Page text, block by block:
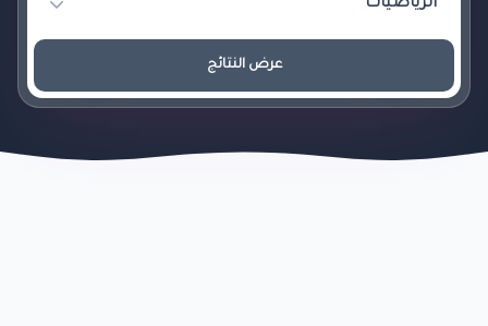
عرض النتائج